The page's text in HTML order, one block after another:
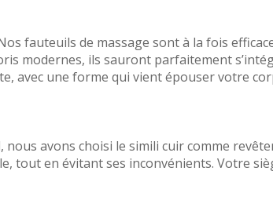
fauteuils de massage sont à la fois
modernes, ils sauront parfaitement
avec une forme qui vient épouser votre
avons choisi le simili cuir comme
tout en évitant ses inconvénients. Votre